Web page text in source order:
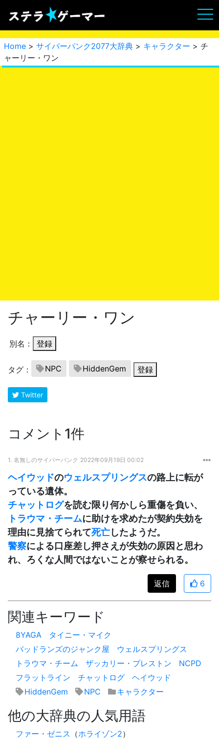
Home > サイバーパンク2077大辞典 > キャラクター > チ
ャーリー・ワン
チャーリー・ワン
別名： 登録
タグ： NPC HiddenGem 登録
Twitter
コメント1件
1. 名無しのサイバーパンク 2022年09月19日 00:02
ヘイウッドのウェルスプリングスの路上に転が
っている遺体。
チャットログを読む限り何かしら重傷を負い、
トラウマ・チームに助けを求めたが契約失効を
理由に見捨てられて死亡したようだ。
警察による口座差し押さえが失効の原因と思わ
れ、ろくな人間ではないことが察せられる。
返信 6
関連キーワード
8YAGA
タイニー・マイク
バッドランズのジャンク屋
ウェルスプリングス
トラウマ・チーム
ザッカリー・プレストン
NCPD
フラットライン
チャットログ
ヘイウッド
HiddenGem
NPC キャラクター
他の大辞典の人気用語
ファー・ゼニス （ホライゾン2）